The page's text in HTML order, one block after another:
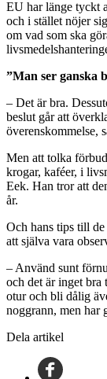
EU har länge tyckt
och i stället nöjer
om vad som ska
”Man ser ganska
– Det är bra.
beslut går att
överenskommelse,
Men att tolka
krogar, kaféer, i
Eek. Han tror att
år.
Och hans tips till
att själva vara
– Använd sunt
och det är inget bra
otur och bli dålig
noggrann, men har
Dela artikel